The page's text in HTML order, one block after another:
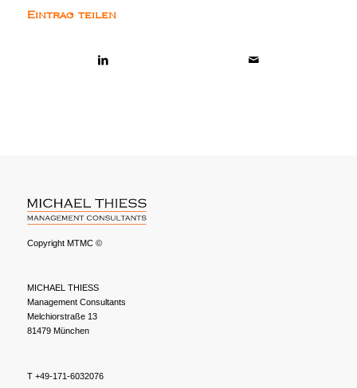
Eintrag teilen
Copyright MTMC ©
MICHAEL THIESS
Management Consultants
Melchiorstraße 13
81479 München
T +49-171-6032076